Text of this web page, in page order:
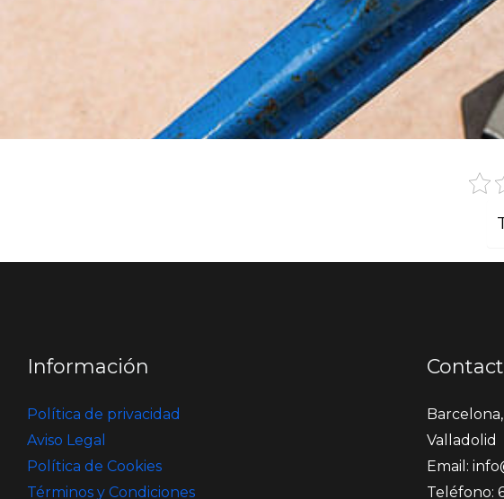
Información
Política de privacidad
Aviso Legal
Política de Cookies
Términos y Condiciones
Valladolid
Email:
Teléfono: